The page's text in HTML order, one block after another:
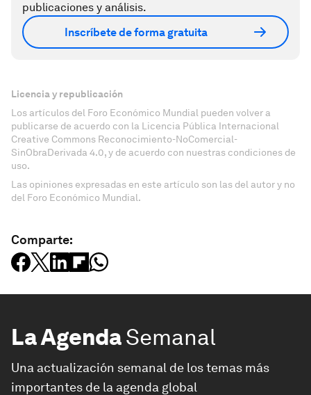
publicaciones y análisis.
Inscríbete de forma gratuita
Licencia y republicación
Los artículos del Foro Económico Mundial pueden volver a
publicarse de acuerdo con la Licencia Pública Internacional
Creative Commons Reconocimiento-NoComercial-
SinObraDerivada 4.0, y de acuerdo con nuestras condiciones de
uso.
Las opiniones expresadas en este artículo son las del autor y no
del Foro Económico Mundial.
Comparte:
La AgendaSemanal
Una actualización semanal de los temas más
importantes de la agenda global